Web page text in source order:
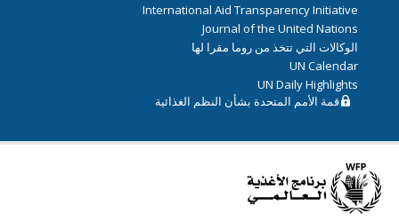
International Aid Transparency Initiative
Journal of the United Nations
الوكالات التي تتخذ من روما مقرا لها
UN Calendar
UN Daily Highlights
قمة الأمم المتحدة بشأن النظم الغذائية